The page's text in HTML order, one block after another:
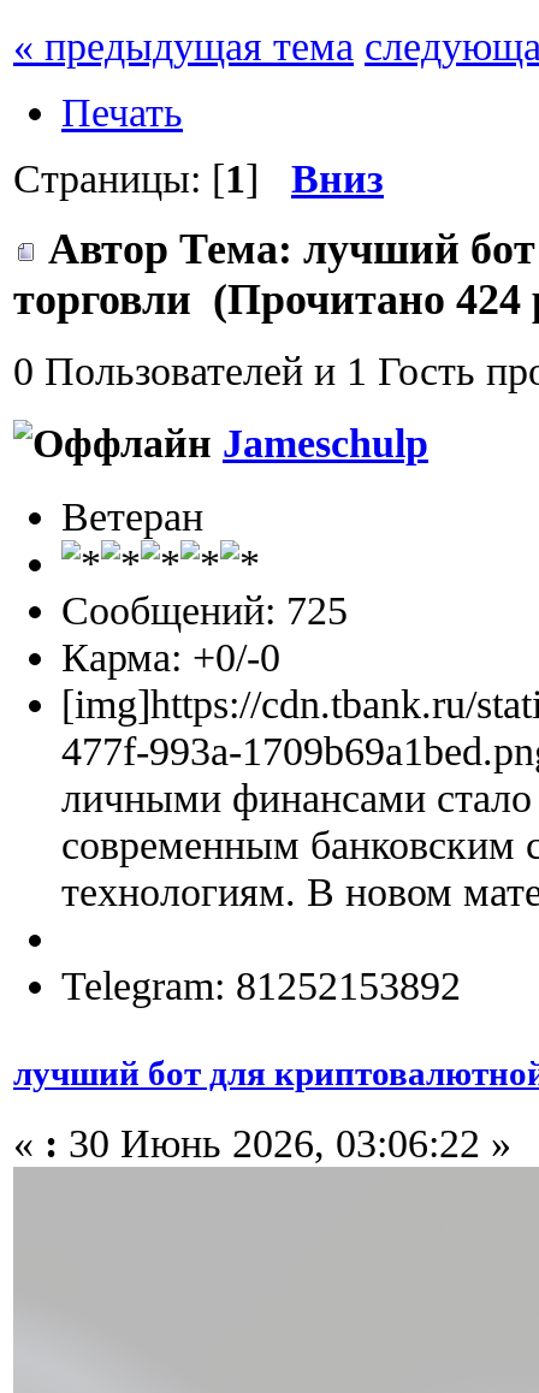
« предыдущая тема
Печать
Страницы: [1] Вниз
Автор Тема: лучший
торговли (Прочитано 424
0 Пользователей и 1 Гость
Jameschulp
Ветеран
Сообщений: 725
Карма: +0/-0
[img]https://cdn.tbank.ru/
477f-993a-
личными финансами
современным банковским
технологиям. В новом
Telegram: 81252153892
лучший бот для
« : 30 Июнь 2026, 03:06:22 »